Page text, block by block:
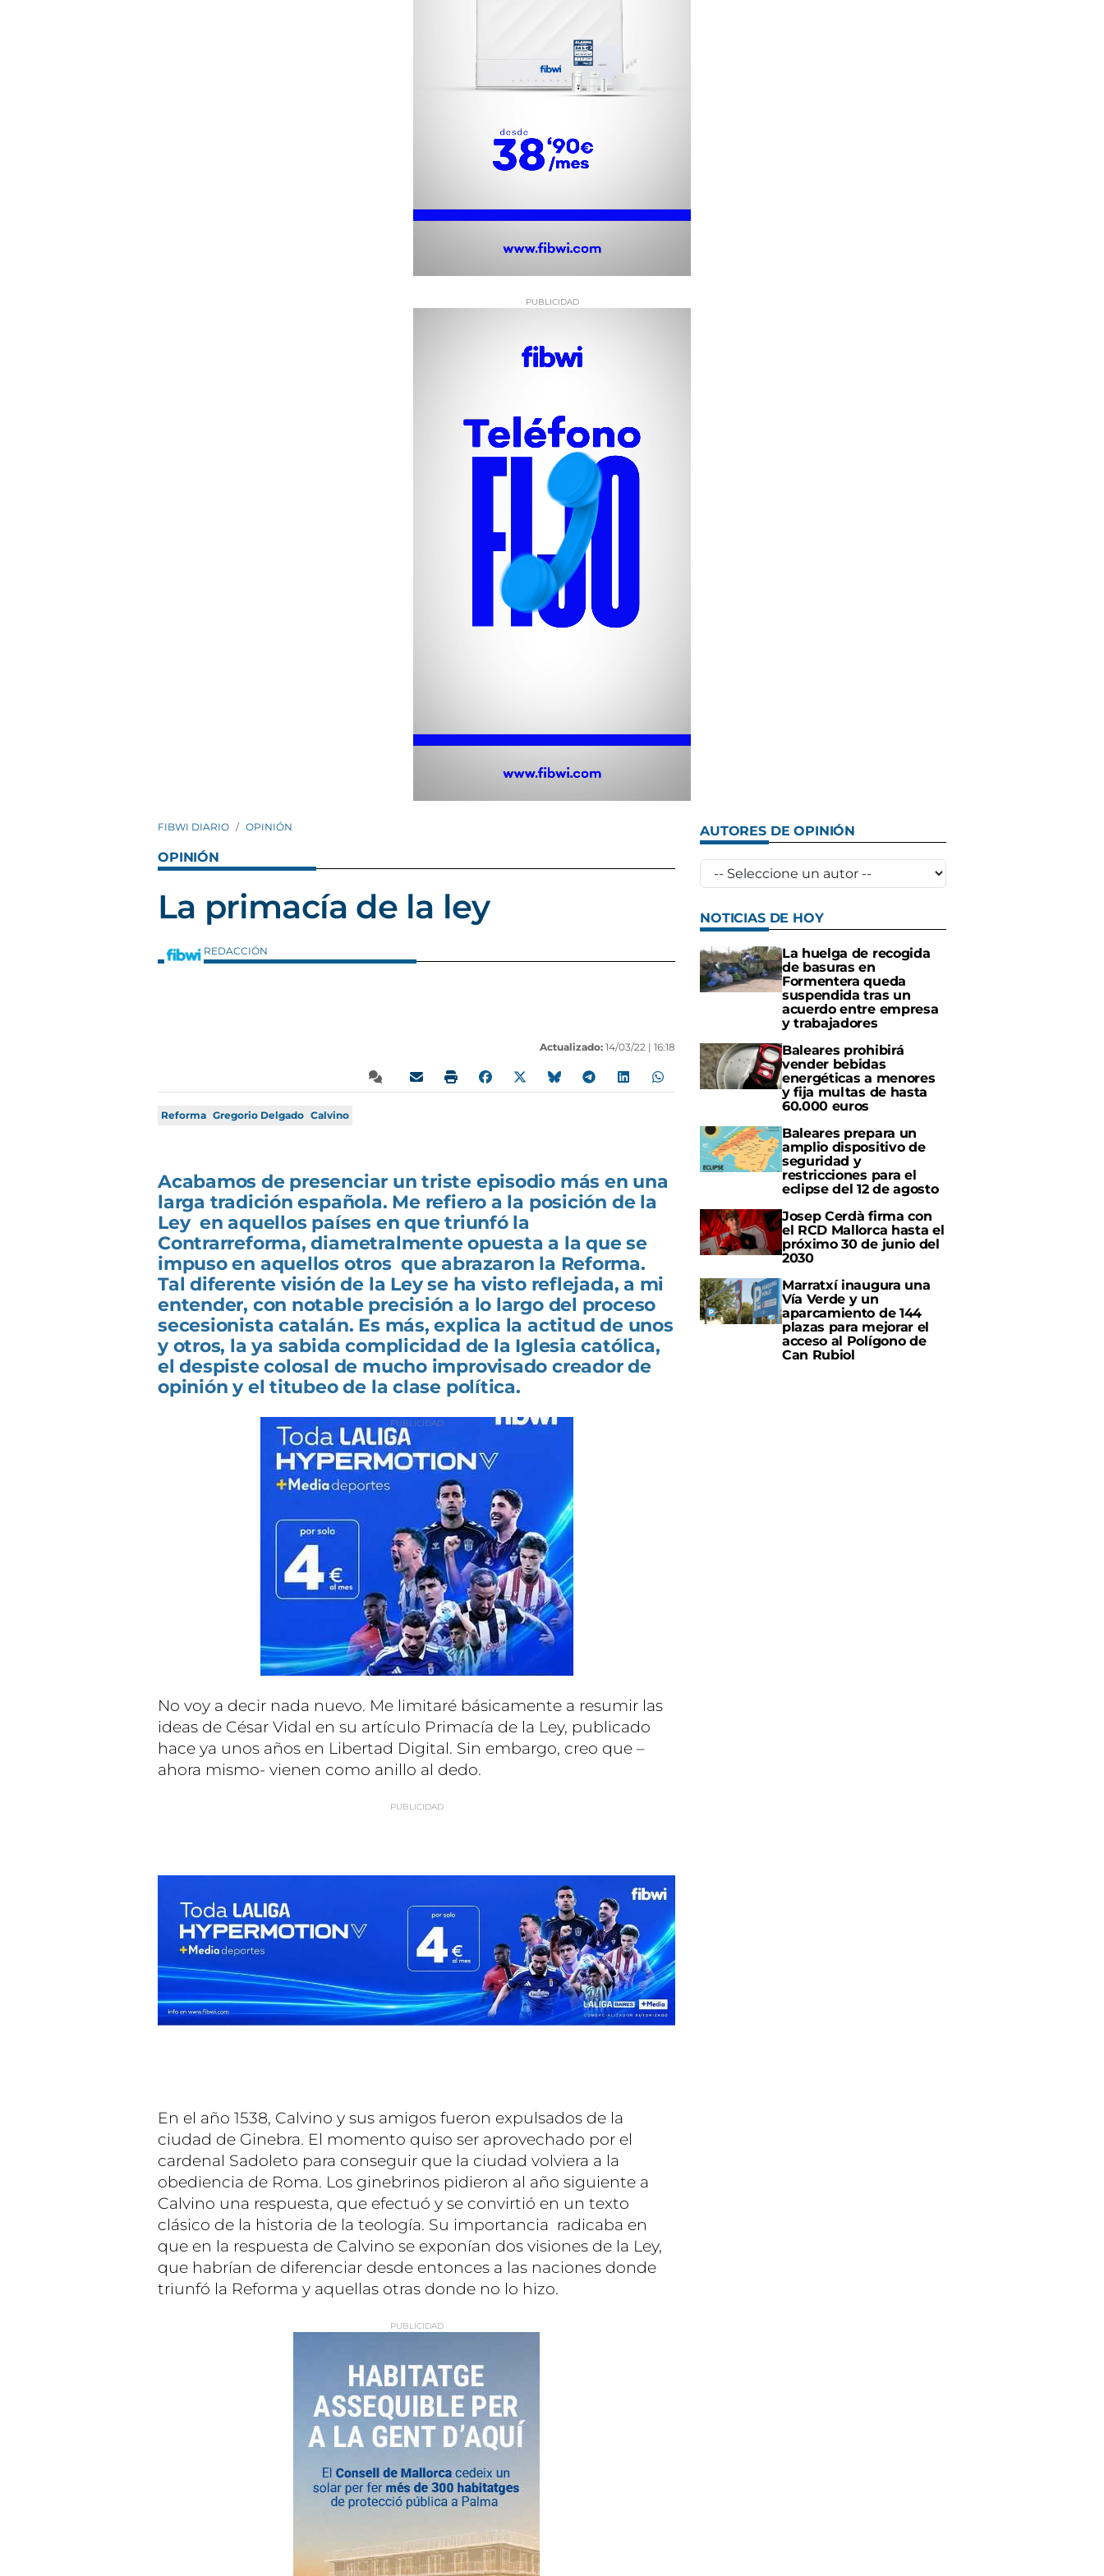
FIBWI DIARIO OPINIÓN
OPINIÓN
La primacía de la ley
REDACCIÓN
Actualizado: 14/03/22 | 16:18
Reforma Gregorio Delgado Calvino
Acabamos de presenciar un triste episodio más en una
larga tradición española. Me refiero a la posición de la
Ley en aquellos países en que triunfó la
Contrarreforma, diametralmente opuesta a la que se
impuso en aquellos otros que abrazaron la Reforma.
Tal diferente visión de la Ley se ha visto reflejada, a mi
entender, con notable precisión a lo largo del proceso
secesionista catalán. Es más, explica la actitud de unos
y otros, la ya sabida complicidad de la Iglesia católica,
el despiste colosal de mucho improvisado creador de
opinión y el titubeo de la clase política.
No voy a decir nada nuevo. Me limitaré básicamente a resumir las
ideas de César Vidal en su artículo Primacía de la Ley, publicado
hace ya unos años en Libertad Digital. Sin embargo, creo que –
ahora mismo- vienen como anillo al dedo.
En el año 1538, Calvino y sus amigos fueron expulsados de la
ciudad de Ginebra. El momento quiso ser aprovechado por el
cardenal Sadoleto para conseguir que la ciudad volviera a la
obediencia de Roma. Los ginebrinos pidieron al año siguiente a
Calvino una respuesta, que efectuó y se convirtió en un texto
clásico de la historia de la teología. Su importancia radicaba en
que en la respuesta de Calvino se exponían dos visiones de la Ley,
que habrían de diferenciar desde entonces a las naciones donde
triunfó la Reforma y aquellas otras donde no lo hizo.
AUTORES DE OPINIÓN
NOTICIAS DE HOY
La huelga de recogida
de basuras en
Formentera queda
suspendida tras un
acuerdo entre empresa
y trabajadores
Baleares prohibirá
vender bebidas
energéticas a menores
y fija multas de hasta
60.000 euros
Baleares prepara un
amplio dispositivo de
seguridad y
restricciones para el
eclipse del 12 de agosto
Josep Cerdà firma con
el RCD Mallorca hasta el
próximo 30 de junio del
2030
Marratxí inaugura una
Vía Verde y un
aparcamiento de 144
plazas para mejorar el
acceso al Polígono de
Can Rubiol